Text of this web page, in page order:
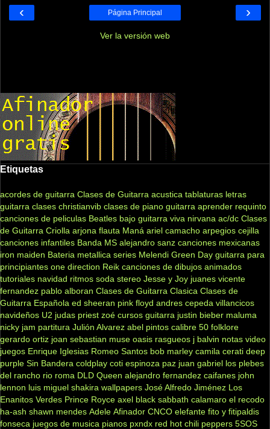
‹ ›
Página Principal
Ver la versión web
Etiquetas
acordes de guitarra Clases de Guitarra acustica tablaturas letras
guitarra clases christianvib clases de piano guitarra aprender requinto
canciones de peliculas Beatles bajo guitarra viva nirvana ac/dc Clases
de Guitarra Criolla arjona flauta Maná ariel camacho arpegios cejilla
canciones infantiles Banda MS alejandro sanz canciones mexicanas
iron maiden Bateria metallica series Melendi Green Day guitarra para
principiantes one direction Reik canciones de dibujos animados
tutoriales navidad ritmos soda stereo Jesse y Joy juanes vicente
fernandez pablo alboran Clases de Guitarra Clasica Clases de
Guitarra Española ed sheeran pink floyd andres cepeda villancicos
navideños U2 judas priest zoé cursos guitarra justin bieber maluma
nicky jam partitura Julión Alvarez abel pintos calibre 50 folklore
gerardo ortiz joan sebastian muse oasis rasgueos j balvin notas video
juegos Enrique Iglesias Romeo Santos bob marley camila cerati deep
purple Sin Bandera coldplay coti espinoza paz juan gabriel los plebes
del rancho rio roma DLD Queen alejandro fernandez caifanes john
lennon luis miguel shakira wallpapers José Alfredo Jiménez Los
Enanitos Verdes Prince Royce axel black sabbath calamaro el recodo
ha-ash shawn mendes Adele Afinador CNCO elefante fito y fitipaldis
fonseca juegos de musica pianos pxndx red hot chili peppers 5SOS